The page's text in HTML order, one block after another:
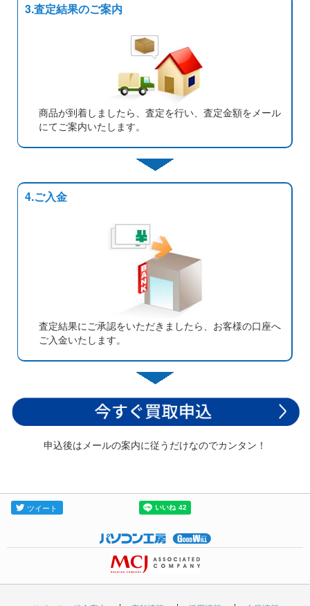
3.査定結果のご案内
商品が到着しましたら、査定を行い、査定金額をメール
にてご案内いたします。
4.ご入金
査定結果にご承認をいただきましたら、お客様の口座へ
ご入金いたします。
申込後はメールの案内に従うだけなのでカンタン！